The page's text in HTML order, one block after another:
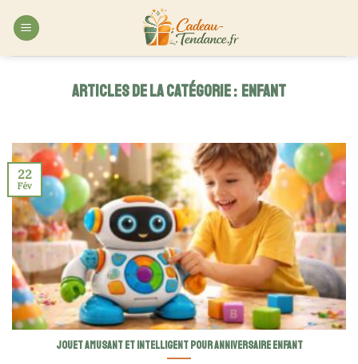
ENFANT
Jouet amusant et intelligent pour anniversaire enfant
22
Fév